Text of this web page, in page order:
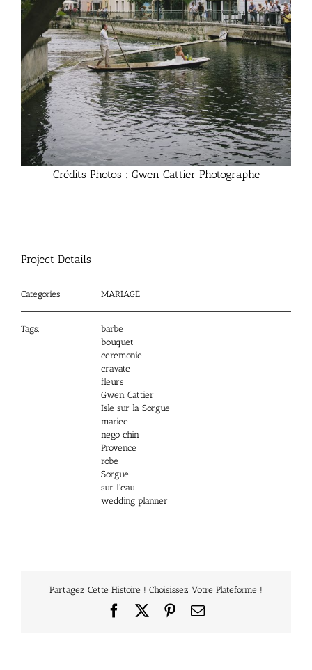
Crédits Photos : Gwen Cattier Photographe
Project Details
Categories: MARIAGE
Tags:
barbe
bouquet
ceremonie
cravate
fleurs
Gwen Cattier
Isle sur la Sorgue
mariee
nego chin
Provence
robe
Sorgue
sur l'eau
wedding planner
Partagez Cette Histoire ! Choisissez Votre Plateforme !
Facebook Pinterest
Email